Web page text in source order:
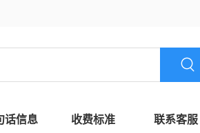
话信息 收费标准 联系客服